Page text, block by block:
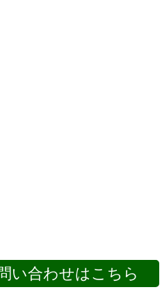
い合わせはこちら
薬局 All Rights Reserved.